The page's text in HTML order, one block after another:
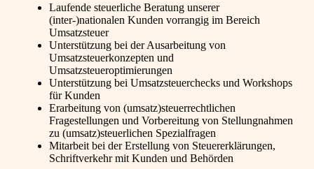
Laufende steuerliche Beratung unserer
(inter-)nationalen Kunden vorrangig im Bereich
Umsatzsteuer
Unterstützung bei der Ausarbeitung von
Umsatzsteuerkonzepten und
Umsatzsteueroptimierungen
Unterstützung bei Umsatzsteuerchecks und Workshops
für Kunden
Erarbeitung von (umsatz)steuerrechtlichen
Fragestellungen und Vorbereitung von Stellungnahmen
zu (umsatz)steuerlichen Spezialfragen
Mitarbeit bei der Erstellung von Steuererklärungen,
Schriftverkehr mit Kunden und Behörden